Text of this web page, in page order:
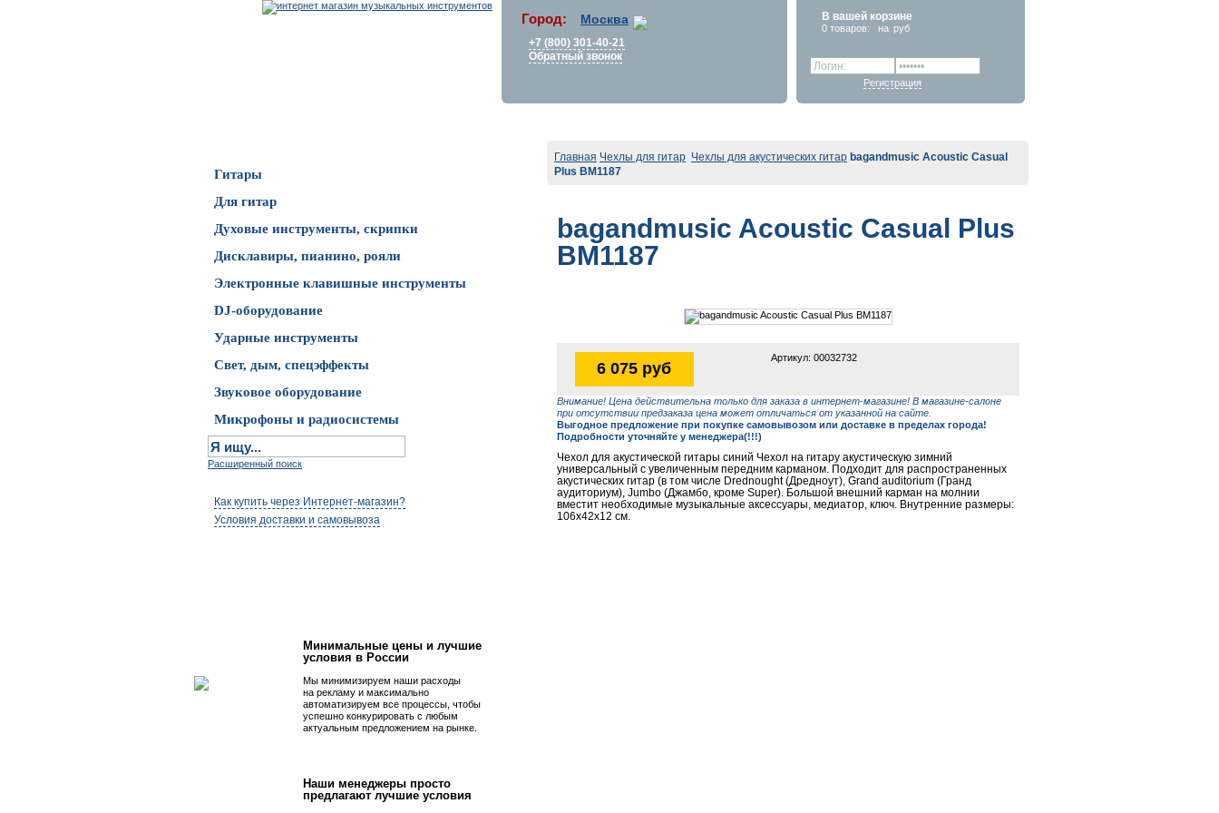
Город: Москва
+7 (800) 301-40-21
Обратный звонок
В вашей корзине
0 товаров: на руб
Регистрация
Гитары
Для гитар
Духовые инструменты, скрипки
Дисклавиры, пианино, рояли
Электронные клавишные инструменты
DJ-оборудование
Ударные инструменты
Свет, дым, спецэффекты
Звуковое оборудование
Микрофоны и радиосистемы
Расширенный поиск
Как купить через Интернет-магазин?
Условия доставки и самовывоза
Минимальные цены и лучшие
условия в России
Мы минимизируем наши расходы
на рекламу и максимально
автоматизируем все процессы, чтобы
успешно конкурировать с любым
актуальным предложением на рынке.
Наши менеджеры просто
предлагают лучшие условия
Главная Чехлы для гитар Чехлы для акустических гитар bagandmusic Acoustic Casual
Plus BM1187
bagandmusic Acoustic Casual Plus
BM1187
6 075 руб
Артикул: 00032732
Внимание! Цена действительна только для заказа в интернет-магазине! В магазине-салоне
при отсутствии предзаказа цена может отличаться от указанной на сайте.
Выгодное предложение при покупке самовывозом или доставке в пределах города!
Подробности уточняйте у менеджера(!!!)
Чехол для акустической гитары синий Чехол на гитару акустическую зимний
универсальный с увеличенным передним карманом. Подходит для распространенных
акустических гитар (в том числе Drednought (Дредноут), Grand auditorium (Гранд
аудиториум), Jumbo (Джамбо, кроме Super). Большой внешний карман на молнии
вместит необходимые музыкальные аксессуары, медиатор, ключ. Внутренние размеры:
106х42х12 см.